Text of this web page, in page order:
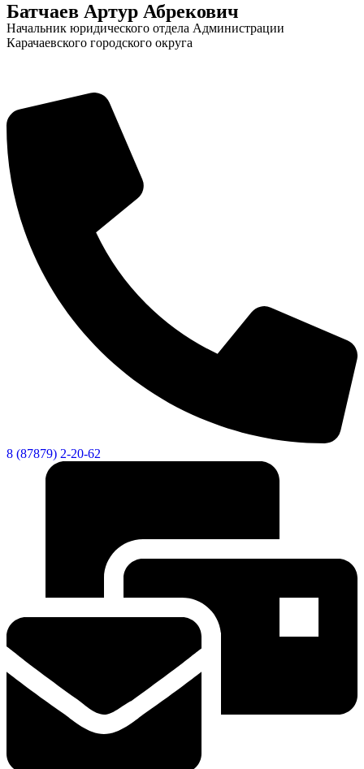
Батчаев Артур Абрекович
Начальник юридического отдела Администрации
Карачаевского городского округа
8 (87879) 2-20-62